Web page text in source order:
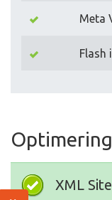
Meta
Flash
Optimering
XML